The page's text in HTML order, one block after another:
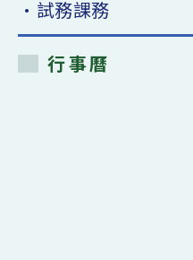
•試務課務
行事曆